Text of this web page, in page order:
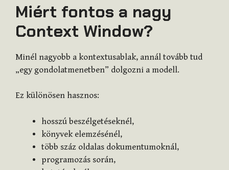
Miért fontos a nagy
Context Window?
Minél nagyobb a kontextusablak, annál tovább tud
„egy gondolatmenetben” dolgozni a modell.
Ez különösen hasznos:
hosszú beszélgetéseknél,
könyvek elemzésénél,
több száz oldalas dokumentumoknál,
programozás során,